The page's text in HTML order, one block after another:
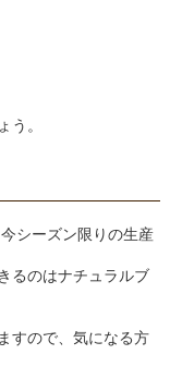
う。
シーズン限りの生産
るのはナチュラルブ
すので、気になる方